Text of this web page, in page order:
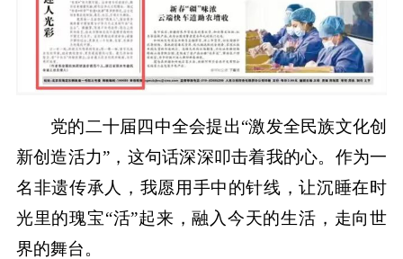
党的二十届四中全会提出“激发全民族文化创
新创造活力”，这句话深深叩击着我的心。作为一
名非遗传承人，我愿用手中的针线，让沉睡在时
光里的瑰宝“活”起来，融入今天的生活，走向世
界的舞台。